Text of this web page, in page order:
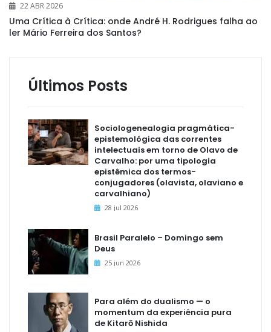
22 ABR 2026
Uma Crítica à Crítica: onde André H. Rodrigues falha ao
ler Mário Ferreira dos Santos?
Últimos Posts
Sociologenealogia pragmática-
epistemológica das correntes
intelectuais em torno de Olavo de
Carvalho: por uma tipologia
epistêmica dos termos-
conjugadores (olavista, olaviano e
carvalhiano)
28 jul 2026
Brasil Paralelo – Domingo sem
Deus
25 jun 2026
Para além do dualismo — o
momentum da experiência pura
de Kitarō Nishida